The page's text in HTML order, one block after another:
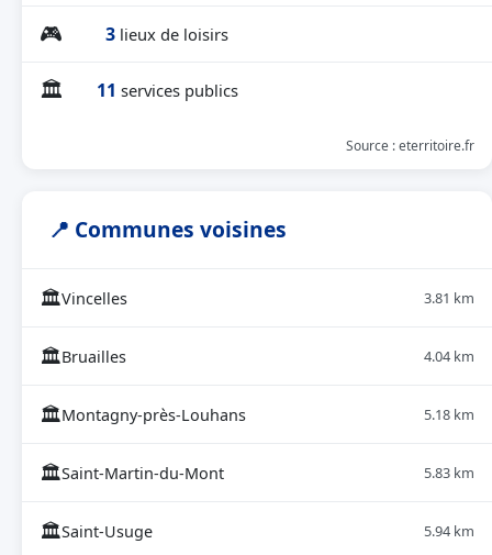
🎮 3 lieux de loisirs
🏛 11 services publics
Source : eterritoire.fr
📍 Communes voisines
🏛Vincelles 3.81 km
🏛Bruailles 4.04 km
🏛Montagny-près-Louhans 5.18 km
🏛Saint-Martin-du-Mont 5.83 km
🏛Saint-Usuge 5.94 km